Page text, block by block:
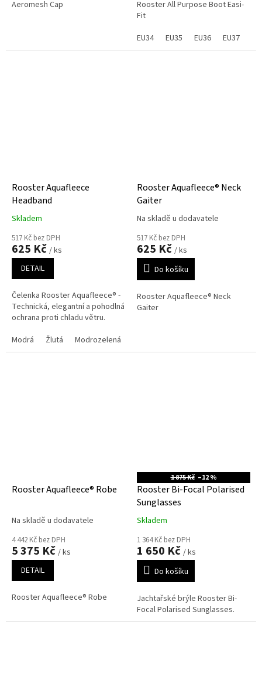
Aeromesh Cap
Rooster All Purpose Boot Easi-
Fit
EU34
EU35 EU36 EU37
Rooster Aquafleece
Headband
Skladem
517 Kč bez DPH
625 Kč / ks
DETAIL
Čelenka Rooster Aquafleece® -
Technická, elegantní a pohodlná
ochrana proti chladu větru.
Modrá
Žlutá Modrozelená
Rooster Aquafleece® Neck
Gaiter
Na skladě u dodavatele
517 Kč bez DPH
625 Kč / ks
Do košíku
Rooster Aquafleece® Neck
Gaiter
Rooster Aquafleece® Robe
Na skladě u dodavatele
4 442 Kč bez DPH
5 375 Kč / ks
DETAIL
Rooster Aquafleece® Robe
1 875 Kč –12 %
Rooster Bi-Focal Polarised
Sunglasses
Skladem
1 364 Kč bez DPH
1 650 Kč / ks
Do košíku
Jachtařské brýle Rooster Bi-
Focal Polarised Sunglasses.